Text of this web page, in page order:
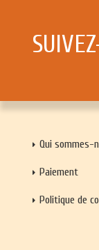
Qui sommes-
Paiement
Politique de